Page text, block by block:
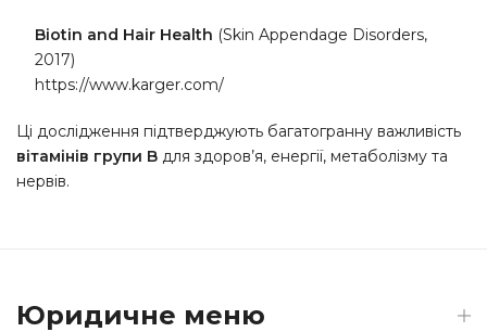
Biotin and Hair Health (Skin Appendage Disorders,
2017)
https://www.karger.com/
Ці дослідження підтверджують багатогранну важливість
вітамінів групи B для здоров’я, енергії, метаболізму та
нервів.
Юридичне меню